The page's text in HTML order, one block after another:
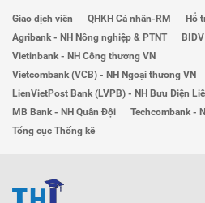
Giao dịch viên QHKH Cá nhân-RM Hỗ
Agribank - NH Nông nghiệp & PTNT
Vietinbank - NH Công thương VN
Vietcombank (VCB) - NH Ngoại thương VN
LienVietPost Bank (LVPB) - NH Bưu Điện
MB Bank - NH Quân Đội
Techcombank -
Tổng cục Thống kê